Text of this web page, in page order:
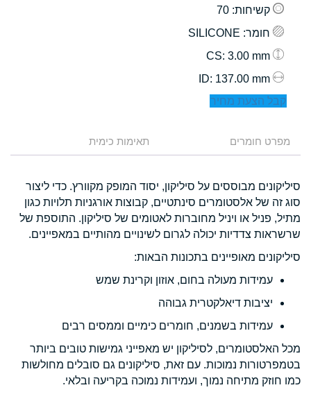
קשיחות: 70
חומר: SILICONE
: 3.00 mm
: 137.00 mm
קבל הצעת מחיר
מפרט חומרים תאימות כימית
סיליקונים מבוססים על סיליקון, יסוד המופק מקוורץ. כדי ליצור
סוג זה של אלסטומרים סינתטיים, קבוצות אורגניות תלויות כגון
מתיל, פניל או ויניל מחוברות לאטומים של סיליקון. התוספת של
שרשראות צדדיות יכולה לגרום לשינויים מהותיים במאפיינים.
סיליקונים מאופיינים בתכונות הבאות:
עמידות מעולה בחום, אוזון וקרינת שמש
יציבות דיאלקטרית גבוהה
עמידות בשמנים, חומרים כימיים וממסים רבים
מכל האלסטומרים, לסיליקון יש מאפייני גמישות טובים ביותר
בטמפרטורות נמוכות. עם זאת, סיליקונים גם סובלים מחולשות
כמו חוזק מתיחה נמוך, ועמידות נמוכה בקריעה ובלאי.